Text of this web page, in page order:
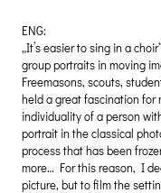
ENG:
„It’s easier to sing in a
group portraits in moving
Freemasons, scouts,
held a great fascination for
individuality of a person
portrait in the classical
process that has been
more… For this reason, I
picture, but to film the